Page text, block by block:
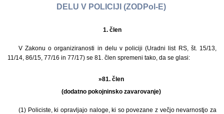
DELU V POLICIJI (ZODPol-E)
1. člen
V Zakonu o organiziranosti in delu v policiji (Uradni list RS, št. 15/13,
11/14, 86/15, 77/16 in 77/17) se 81. člen spremeni tako, da se glasi:
»81. člen
(dodatno pokojninsko zavarovanje)
(1) Policiste, ki opravljajo naloge, ki so povezane z večjo nevarnostjo za